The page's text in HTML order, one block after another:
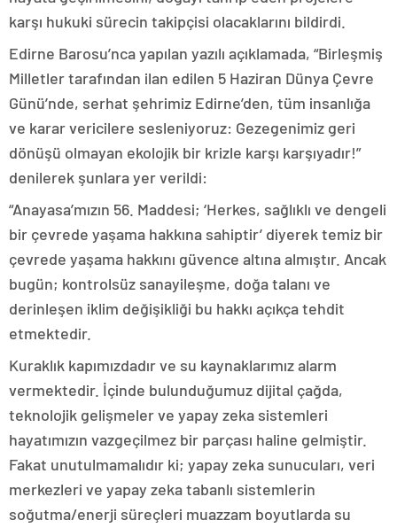
karşı hukuki sürecin takipçisi olacaklarını bildirdi.
Edirne Barosu’nca yapılan yazılı açıklamada, “Birleşmiş
Milletler tarafından ilan edilen 5 Haziran Dünya Çevre
Günü’nde, serhat şehrimiz Edirne’den, tüm insanlığa
ve karar vericilere sesleniyoruz: Gezegenimiz geri
dönüşü olmayan ekolojik bir krizle karşı karşıyadır!”
denilerek şunlara yer verildi:
“Anayasa’mızın 56. Maddesi; ‘Herkes, sağlıklı ve dengeli
bir çevrede yaşama hakkına sahiptir’ diyerek temiz bir
çevrede yaşama hakkını güvence altına almıştır. Ancak
bugün; kontrolsüz sanayileşme, doğa talanı ve
derinleşen iklim değişikliği bu hakkı açıkça tehdit
etmektedir.
Kuraklık kapımızdadır ve su kaynaklarımız alarm
vermektedir. İçinde bulunduğumuz dijital çağda,
teknolojik gelişmeler ve yapay zeka sistemleri
hayatımızın vazgeçilmez bir parçası haline gelmiştir.
Fakat unutulmamalıdır ki; yapay zeka sunucuları, veri
merkezleri ve yapay zeka tabanlı sistemlerin
soğutma/enerji süreçleri muazzam boyutlarda su